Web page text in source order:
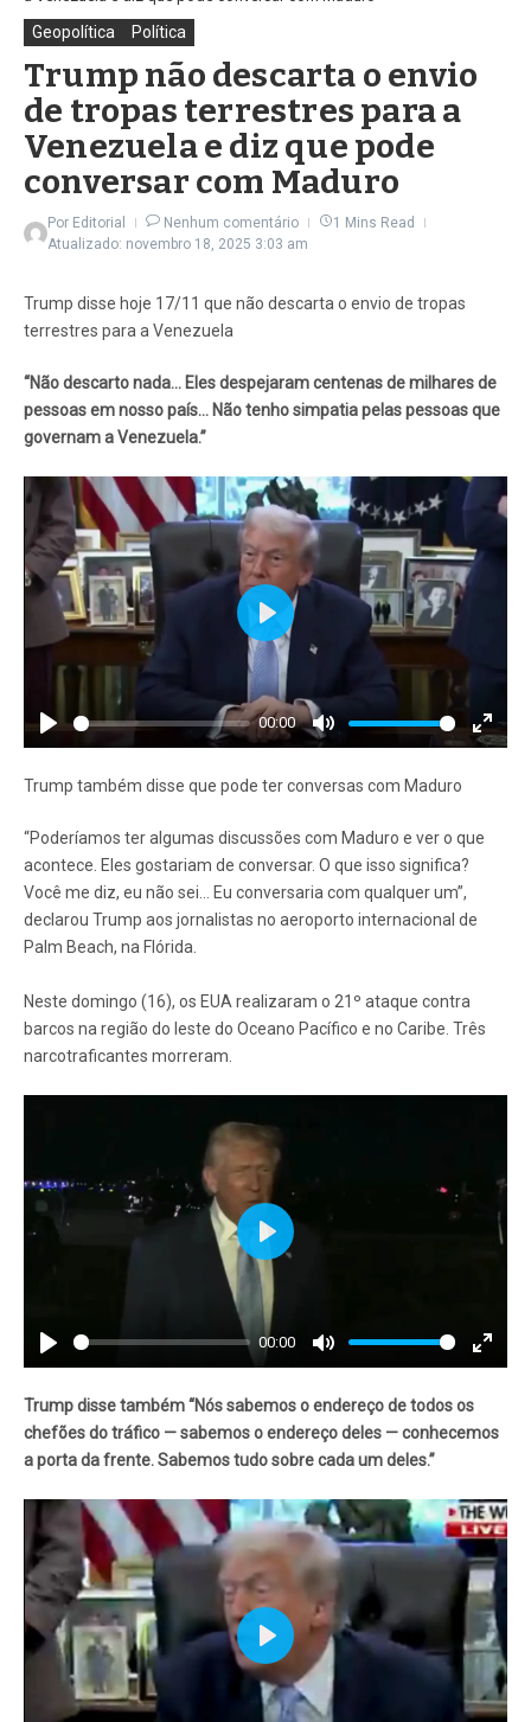
Geopolítica Política
Trump não descarta o envio
de tropas terrestres para a
Venezuela e diz que pode
conversar com Maduro
Por Editorial Nenhum comentário
1 Mins Read
Atualizado: novembro 18, 2025 3:03 am
Trump disse hoje 17/11 que não descarta o envio de tropas
terrestres para a Venezuela
“Não descarto nada… Eles despejaram centenas de milhares de
pessoas em nosso país… Não tenho simpatia pelas pessoas que
governam a Venezuela.”
Play
00:00
Mute
Enter
Play
Trump também disse que pode ter conversas com Maduro
“Poderíamos ter algumas discussões com Maduro e ver o que
acontece. Eles gostariam de conversar. O que isso significa?
Você me diz, eu não sei… Eu conversaria com qualquer um”,
declarou Trump aos jornalistas no aeroporto internacional de
Palm Beach, na Flórida.
Neste domingo (16), os EUA realizaram o 21º ataque contra
barcos na região do leste do Oceano Pacífico e no Caribe. Três
narcotraficantes morreram.
Play
00:00
Mute
Enter
Play
Trump disse também “Nós sabemos o endereço de todos os
chefões do tráfico — sabemos o endereço deles — conhecemos
a porta da frente. Sabemos tudo sobre cada um deles.”
Play